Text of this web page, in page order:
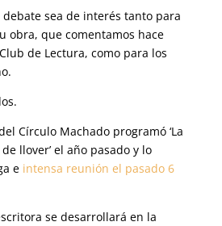
sea de interés tanto para
obra, que comentamos hace
de Lectura, como para los
Círculo Machado programó ‘La
llover’ el año pasado y lo
e intensa reunión el pasado 6
se desarrollará en la